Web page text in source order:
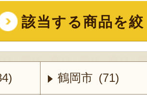
該当する商品を
鶴岡市 (71)